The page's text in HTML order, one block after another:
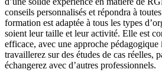
conseils personnalisés et répondra à
formation est adaptée à tous les types
soient leur taille et leur activité. Elle est
efficace, avec une approche
travaillerez sur des études de cas réelles,
échangerez avec d’autres professionnels.